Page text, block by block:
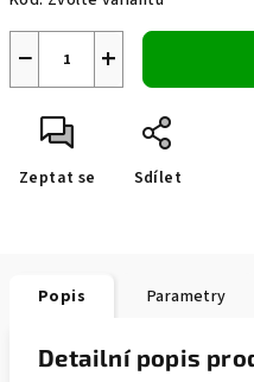
+
−
Zeptat se Sdílet
Popis Parametry
Detailní popis